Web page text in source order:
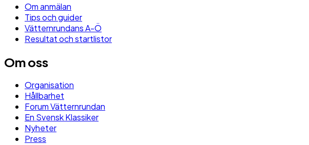
Om anmälan
Tips och guider
Vätternrundans A-Ö
Resultat och startlistor
Om oss
Organisation
Hållbarhet
Forum Vätternrundan
En Svensk Klassiker
Nyheter
Press